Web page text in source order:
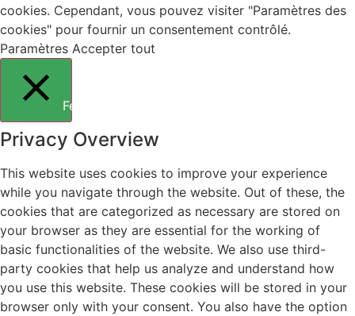
cookies. Cependant, vous pouvez visiter "Paramètres des
cookies" pour fournir un consentement contrôlé.
Paramètres Accepter tout
Fermer
Privacy Overview
This website uses cookies to improve your experience
while you navigate through the website. Out of these, the
cookies that are categorized as necessary are stored on
your browser as they are essential for the working of
basic functionalities of the website. We also use third-
party cookies that help us analyze and understand how
you use this website. These cookies will be stored in your
browser only with your consent. You also have the option